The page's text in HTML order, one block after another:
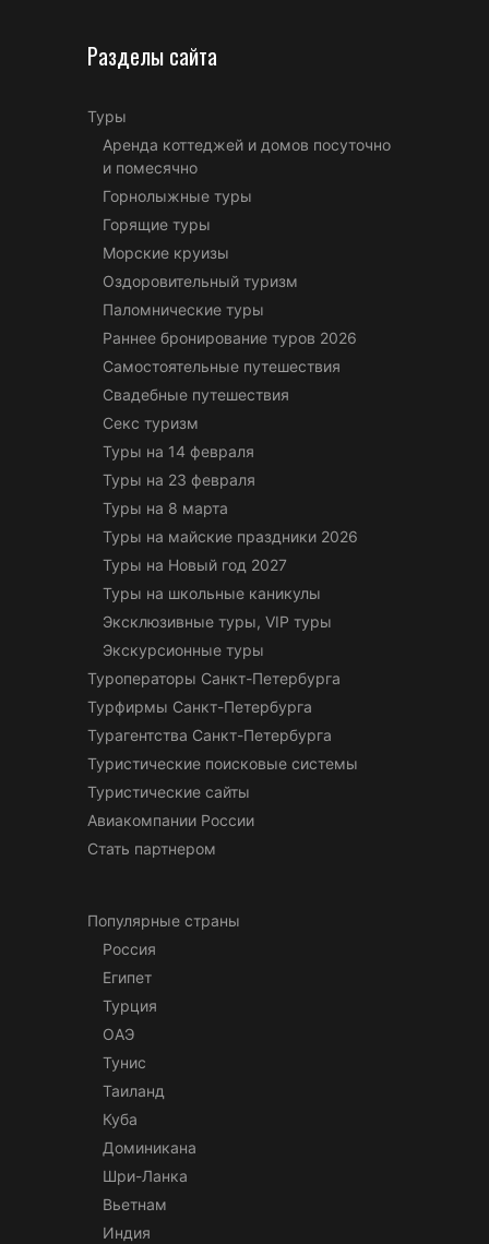
Разделы сайта
Туры
Аренда коттеджей и домов посуточно
и помесячно
Горнолыжные туры
Горящие туры
Морские круизы
Оздоровительный туризм
Паломнические туры
Раннее бронирование туров 2026
Самостоятельные путешествия
Свадебные путешествия
Секс туризм
Туры на 14 февраля
Туры на 23 февраля
Туры на 8 марта
Туры на майские праздники 2026
Туры на Новый год 2027
Туры на школьные каникулы
Эксклюзивные туры, VIP туры
Экскурсионные туры
Туроператоры Санкт-Петербурга
Турфирмы Санкт-Петербурга
Турагентства Санкт-Петербурга
Туристические поисковые системы
Туристические сайты
Авиакомпании России
Стать партнером
Популярные страны
Россия
Египет
Турция
ОАЭ
Тунис
Таиланд
Куба
Доминикана
Шри-Ланка
Вьетнам
Индия